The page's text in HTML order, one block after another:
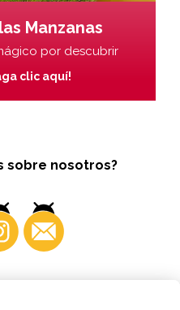
Manzanas
por descubrir
clic aquí!
sobre nosotros?